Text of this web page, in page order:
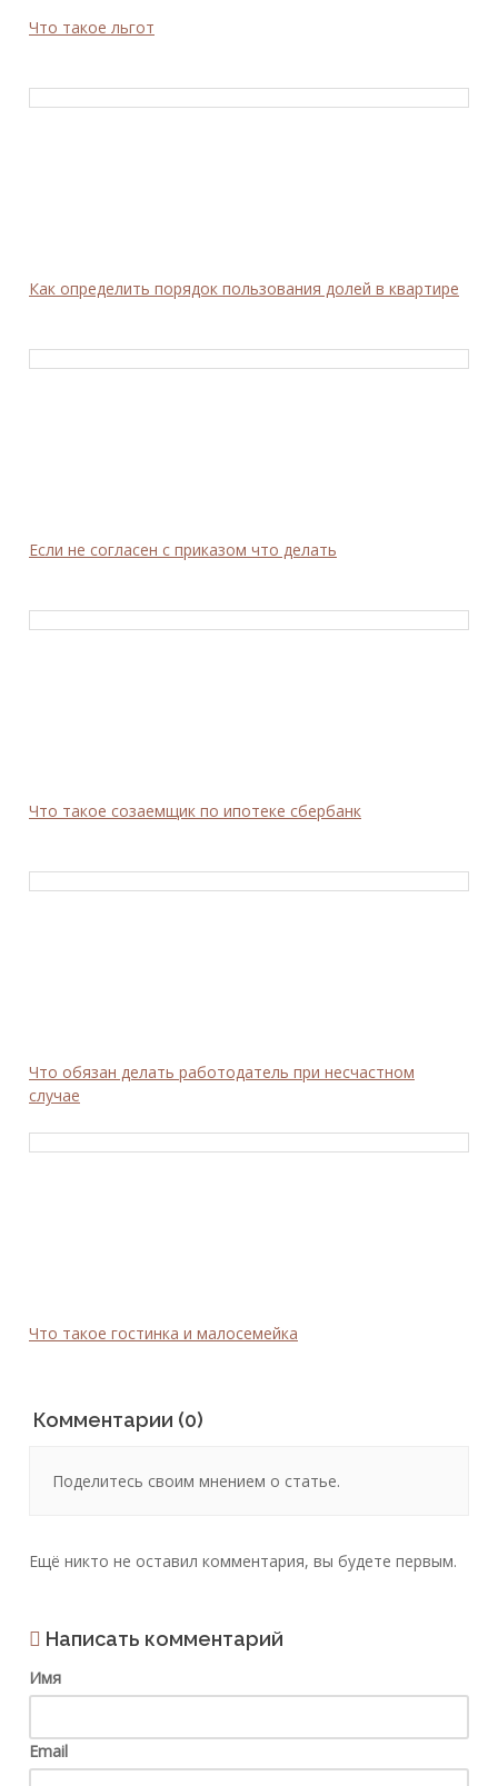
Что такое льгот
Как определить порядок пользования долей в квартире
Если не согласен с приказом что делать
Что такое созаемщик по ипотеке сбербанк
Что обязан делать работодатель при несчастном
случае
Что такое гостинка и малосемейка
Комментарии (0)
Поделитесь своим мнением о статье.
Ещё никто не оставил комментария, вы будете первым.
Написать комментарий
Имя
Email